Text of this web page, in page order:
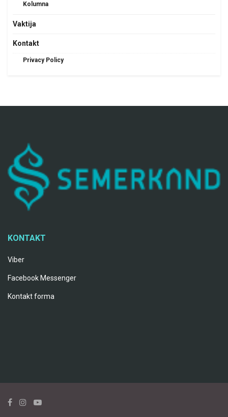
Kolumna
Vaktija
Kontakt
Privacy Policy
KONTAKT
Viber
Facebook Messenger
Kontakt forma